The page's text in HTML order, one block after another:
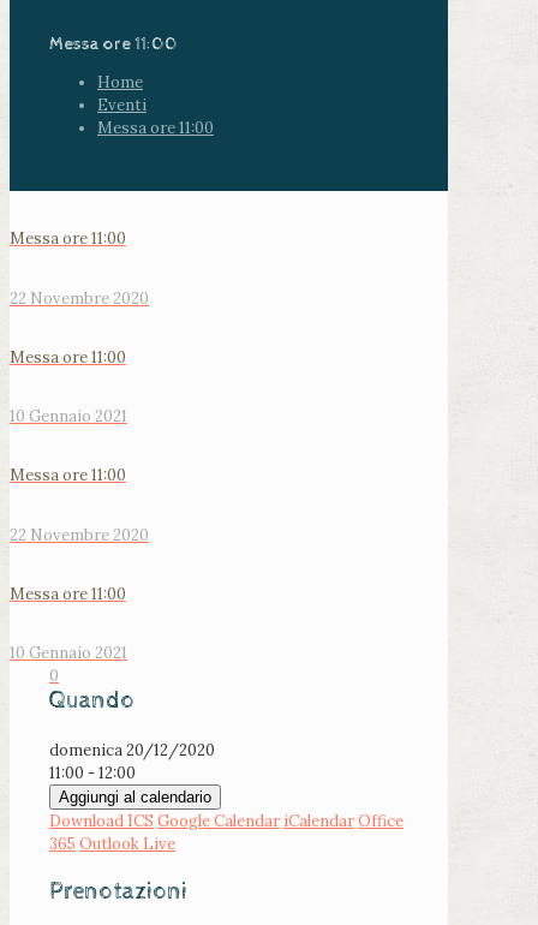
Messa ore 11:00
Home
Eventi
Messa ore 11:00
Messa ore 11:00
22 Novembre 2020
Messa ore 11:00
10 Gennaio 2021
Messa ore 11:00
22 Novembre 2020
Messa ore 11:00
10 Gennaio 2021
0
Quando
domenica 20/12/2020
11:00 - 12:00
Aggiungi al calendario
Download ICS Google Calendar iCalendarOffice
365 Outlook Live
Prenotazioni